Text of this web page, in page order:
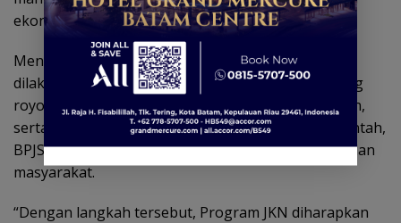
ekonomi.
Menurut Telisa, penguatan pembiayaan JKN perlu
dilakukan melalui reformasi sistem berbasis gotong
royong, peningkatan efisiensi pelayanan kesehatan,
serta kolaborasi yang semakin erat antara pemerintah,
BPJS Kesehatan, fasilitas kesehatan, dunia usaha, dan
masyarakat.
“Dengan langkah tersebut, Program JKN diharapkan